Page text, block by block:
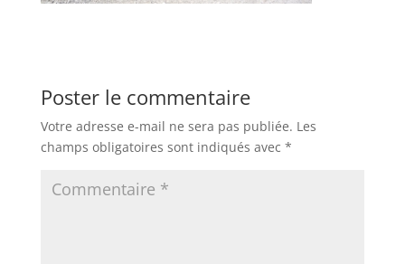
Poster le commentaire
Votre adresse e-mail ne sera pas publiée. Les
champs obligatoires sont indiqués avec *